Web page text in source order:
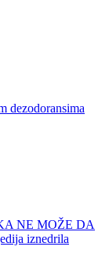
dezodoransima
NE MOŽE DA
iznedrila